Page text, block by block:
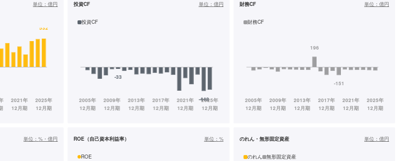
単位：億円 投資CF 単位： 億円
投資CF
財務CF 単位： 億円
財務CF
単位：%・億円 ROE（自己資本利益率） 単位： %
ROE
のれん・無形固定資産 単位： 億円
のれん 無形固定資産